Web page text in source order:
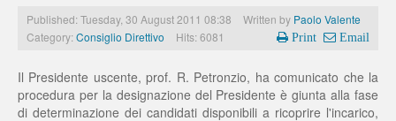
Published: Tuesday, 30 August 2011 08:38 Written by Paolo Valente
Category: Consiglio Direttivo Hits: 6081 Print Email
Il Presidente uscente, prof. R. Petronzio, ha comunicato che la
procedura per la designazione del Presidente è giunta alla fase
di determinazione dei candidati disponibili a ricoprire l'incarico,